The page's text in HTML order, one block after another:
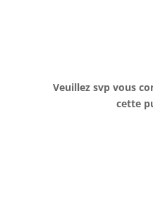
Veuillez svp vous
cette